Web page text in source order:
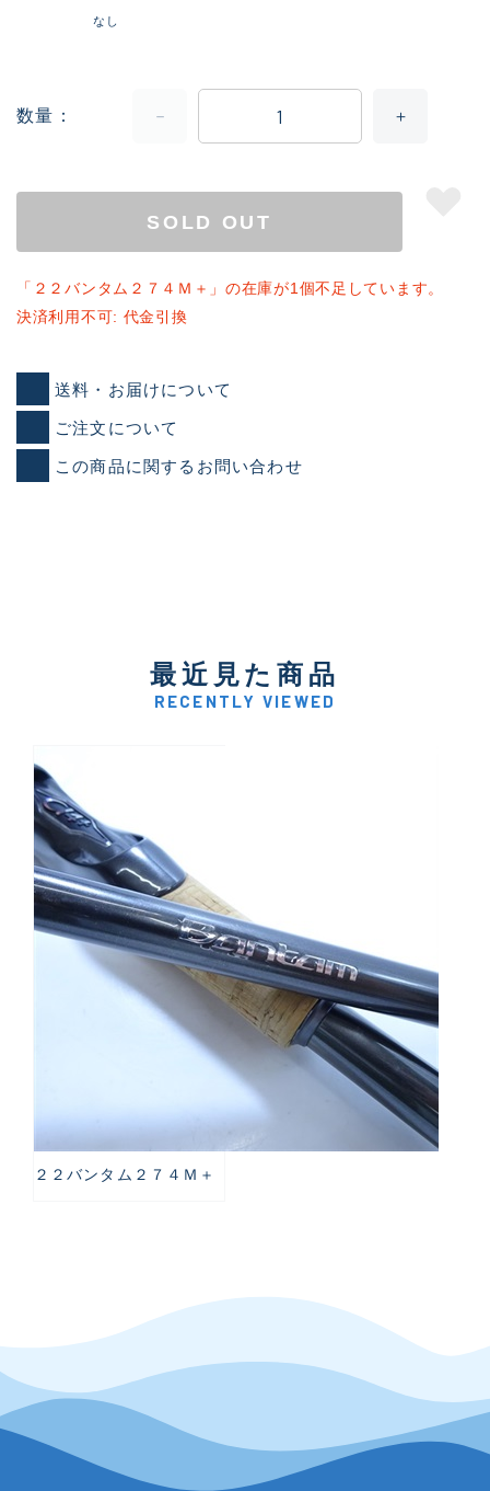
なし
数量
SOLD OUT
「２２バンタム２７４Ｍ＋」の在庫が1個不足しています。
決済利用不可: 代金引換
送料・お届けについて
ご注文について
この商品に関するお問い合わせ
最近見た商品
RECENTLY VIEWED
２２バンタム２７４Ｍ＋